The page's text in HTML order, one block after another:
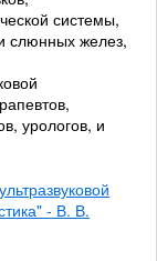
системы,
слюнных желез,
урологов, и
- В. В.